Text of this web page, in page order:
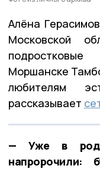
Алёна
Московской
Моршанске
любителям
рассказывает
— Уже в
напророчили: